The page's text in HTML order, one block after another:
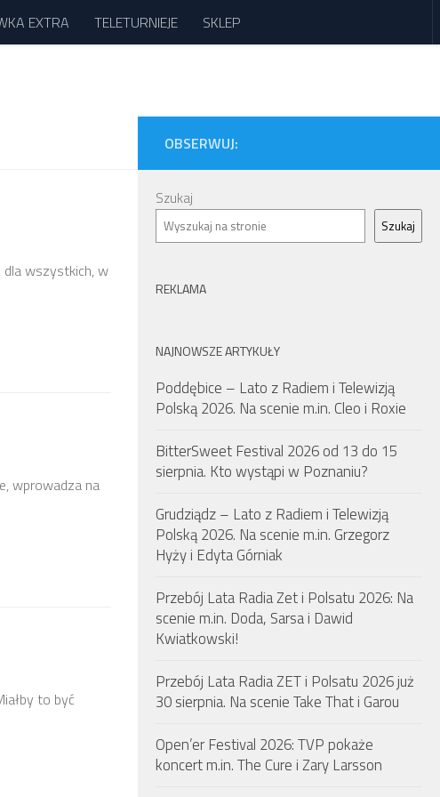
EXTRA TELETURNIEJE SKLEP
dla wszystkich, w
wprowadza na
to być
OBSERWUJ:
Szukaj
Szukaj
REKLAMA
NAJNOWSZE ARTYKUŁY
Poddębice – Lato z Radiem i Telewizją
Polską 2026. Na scenie m.in. Cleo i Roxie
BitterSweet Festival 2026 od 13 do 15
sierpnia. Kto wystąpi w Poznaniu?
Grudziądz – Lato z Radiem i Telewizją
Polską 2026. Na scenie m.in. Grzegorz
Hyży i Edyta Górniak
Przebój Lata Radia Zet i Polsatu 2026: Na
scenie m.in. Doda, Sarsa i Dawid
Kwiatkowski!
Przebój Lata Radia ZET i Polsatu 2026 już
30 sierpnia. Na scenie Take That i Garou
Open’er Festival 2026: TVP pokaże
koncert m.in. The Cure i Zary Larsson